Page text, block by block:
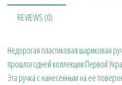
REVIEWS (0)
Недорогая пластиковая шариковая
прошлогодней коллекции Первой
Эта ручка с нанесенным на ее